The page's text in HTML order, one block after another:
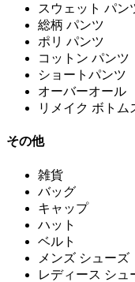
スウェット パン
総柄 パンツ
ポリ パンツ
コットン パンツ
ショートパンツ
オーバーオール
リメイク ボトム
その他
雑貨
バッグ
キャップ
ハット
ベルト
メンズ シューズ
レディース シュ